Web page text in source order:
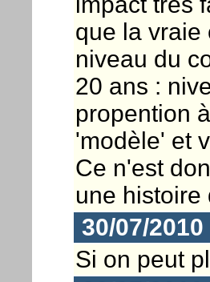
que la vraie
niveau du
20 ans :
propention
'modèle' et
Ce n'est
une histoire
30/07/
Si on peut